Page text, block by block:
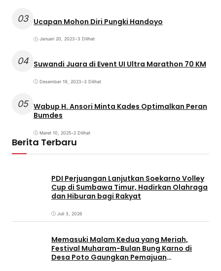
03 Ucapan Mohon Diri Pungki Handoyo
Januari 20, 2023•3 Dilihat
04 Suwandi Juara di Event UI Ultra Marathon 70 KM
Desember 19, 2023•3 Dilihat
05 Wabup H. Ansori Minta Kades Optimalkan Peran
Bumdes
Maret 10, 2025•2 Dilihat
Berita Terbaru
PDI Perjuangan Lanjutkan Soekarno Volley
Cup di Sumbawa Timur, Hadirkan Olahraga
dan Hiburan bagi Rakyat
Juli 3, 2026
Memasuki Malam Kedua yang Meriah,
Festival Muharam-Bulan Bung Karno di
Desa Poto Gaungkan Pemajuan